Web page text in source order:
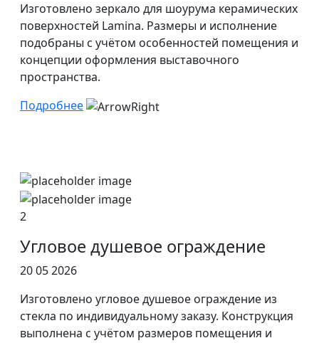
Изготовлено зеркало для шоурума керамических
поверхностей Lamina. Размеры и исполнение
подобраны с учётом особенностей помещения и
концепции оформления выставочного
пространства.
Подробнее
2
Угловое душевое ограждение
20 05 2026
Изготовлено угловое душевое ограждение из
стекла по индивидуальному заказу. Конструкция
выполнена с учётом размеров помещения и